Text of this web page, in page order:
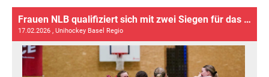
Frauen NLB qualifiziert sich mit zwei Siegen für das Halbfinale
17.02.2026 , Unihockey Basel Regio